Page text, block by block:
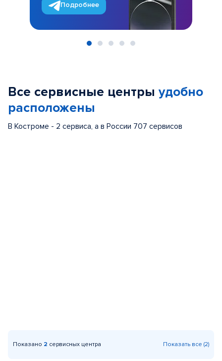
Подробнее
Все сервисные центры удобно
расположены
В Костроме - 2 сервиса, а в России 707 сервисов
Показано 2 сервисных центра Показать все (2)